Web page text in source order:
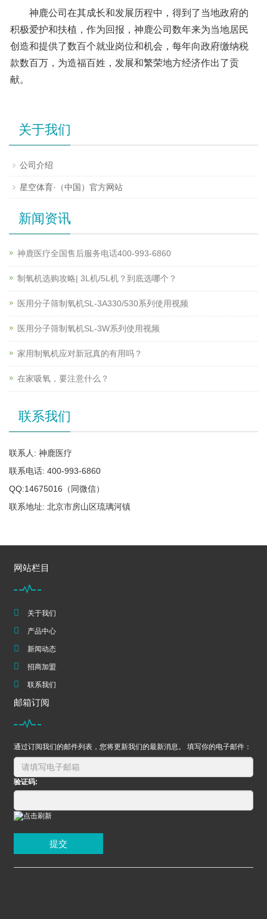
神鹿公司在其成长和发展历程中，得到了当地政府的
积极爱护和扶植，作为回报，神鹿公司数年来为当地居民
创造和提供了数百个就业岗位和机会，每年向政府缴纳税
款数百万，为造福百姓，发展和繁荣地方经济作出了贡
献。
关于我们
公司介绍
星空体育·（中国）官方网站
新闻资讯
神鹿医疗全国售后服务电话400-993-6860
制氧机选购攻略| 3L机/5L机？到底选哪个？
医用分子筛制氧机SL-3A330/530系列使用视频
医用分子筛制氧机SL-3W系列使用视频
家用制氧机应对新冠真的有用吗？
在家吸氧，要注意什么？
联系我们
联系人: 神鹿医疗
联系电话: 400-993-6860
QQ:14675016（同微信）
联系地址: 北京市房山区琉璃河镇
网站栏目
关于我们
产品中心
新闻动态
招商加盟
联系我们
邮箱订阅
通过订阅我们的邮件列表，您将更新我们的最新消息。 填写你的电子邮件：
验证码:
提交